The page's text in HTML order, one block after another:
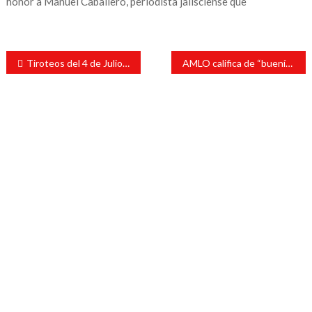
Navegación
entradas
Tiroteos del 4 de Julio dejan 14 heridos en Chicago y 1 muerto en Filadelfia AMLO califica de “buenísimos” los nombramientos para gabinete de Sheinbaum